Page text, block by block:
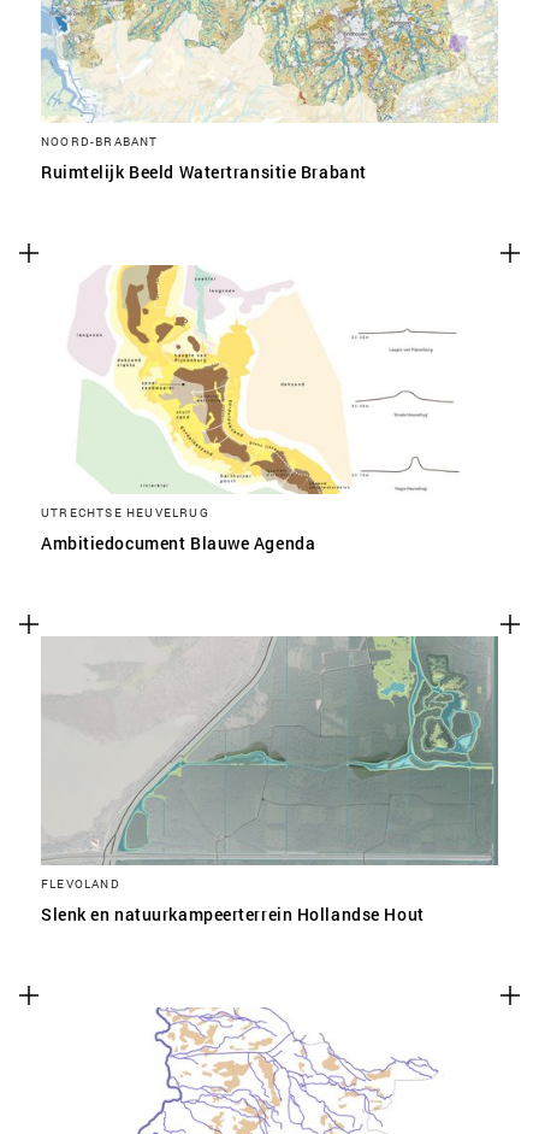
NOORD-BRABANT
Ruimtelijk Beeld Watertransitie Brabant
UTRECHTSE HEUVELRUG
Ambitiedocument Blauwe Agenda
FLEVOLAND
Slenk en natuurkampeerterrein Hollandse Hout